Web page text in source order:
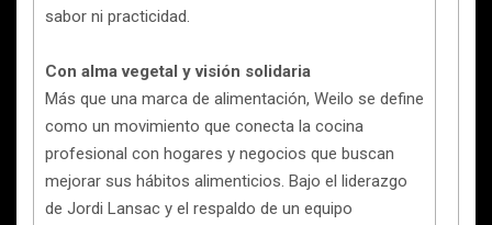
sabor ni practicidad.
Con alma vegetal y visión solidaria
Más que una marca de alimentación, Weilo se define
como un movimiento que conecta la cocina
profesional con hogares y negocios que buscan
mejorar sus hábitos alimenticios. Bajo el liderazgo
de Jordi Lansac y el respaldo de un equipo